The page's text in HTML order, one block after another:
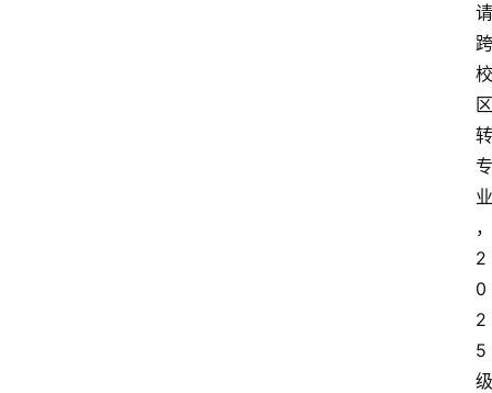
请
跨
校
区
转
专
业
，
2
0
2
5
级